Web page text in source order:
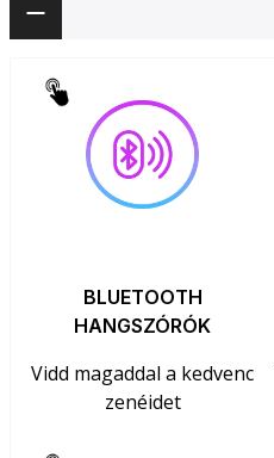
BLUETOOTH
HANGSZÓRÓK
Vidd magaddal a kedvenc
zenéidet